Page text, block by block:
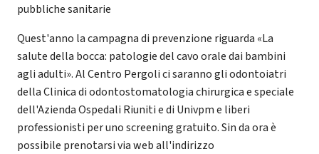
pubbliche sanitarie
Quest'anno la campagna di prevenzione riguarda «La
salute della bocca: patologie del cavo orale dai bambini
agli adulti». Al Centro Pergoli ci saranno gli odontoiatri
della Clinica di odontostomatologia chirurgica e speciale
dell'Azienda Ospedali Riuniti e di Univpm e liberi
professionisti per uno screening gratuito. Sin da ora è
possibile prenotarsi via web all'indirizzo